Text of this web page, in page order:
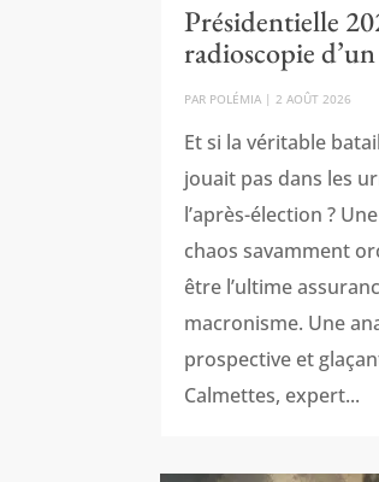
Présidentielle
radioscopie
PAR POLÉMIA |2 AOÛT 2026
Et si la véritable
jouait pas dans les
l’après-élection ?
chaos savamment
être l’ultime
macronisme. Une
prospective et
Calmettes, expert...